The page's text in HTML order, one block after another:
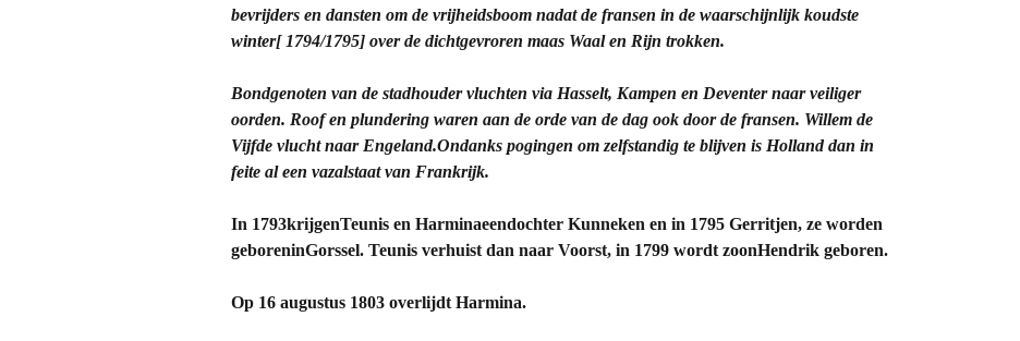
bevrijders en dansten om de vrijheidsboom nadat de fransen in de waarschijnlijk koudste
winter[ 1794/1795] over de dichtgevroren maas Waal en Rijn trokken.
Bondgenoten van de stadhouder vluchten via Hasselt, Kampen en Deventer naar veiliger
oorden. Roof en plundering waren aan de orde van de dag ook door de fransen. Willem de
Vijfde vlucht naar Engeland.Ondanks pogingen om zelfstandig te blijven is Holland dan in
feite al een vazalstaat van Frankrijk.
In 1793krijgenTeunis en Harminaeendochter Kunneken en in 1795 Gerritjen, ze worden
geboreninGorssel. Teunis verhuist dan naar Voorst, in 1799 wordt zoonHendrik geboren.
Op 16 augustus 1803 overlijdt Harmina.